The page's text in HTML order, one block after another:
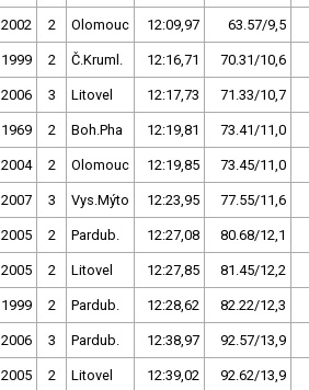
2002 2 Olomouc 12:09,97 63.57/9,5
1999 2 Č.Kruml. 12:16,71 70.31/10,6
2006 3 Litovel 12:17,73 71.33/10,7
1969 2 Boh.Pha 12:19,81 73.41/11,0
2004 2 Olomouc 12:19,85 73.45/11,0
2007 3 Vys.Mýto 12:23,95 77.55/11,6
2005 2 Pardub. 12:27,08 80.68/12,1
2005 2 Litovel 12:27,85 81.45/12,2
1999 2 Pardub. 12:28,62 82.22/12,3
2006 3 Pardub. 12:38,97 92.57/13,9
2005 2 Litovel 12:39,02 92.62/13,9